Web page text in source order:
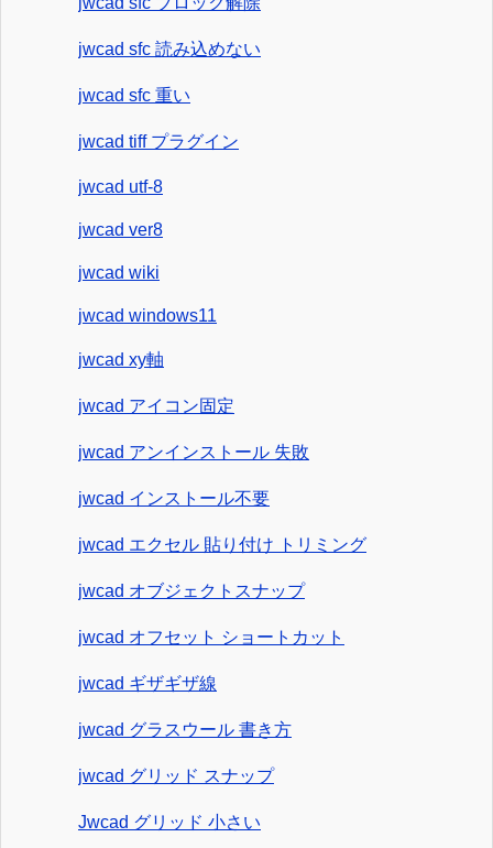
jwcad sfc 読み込めない
jwcad sfc 重い
jwcad tiff プラグイン
jwcad utf-8
jwcad ver8
jwcad wiki
jwcad windows11
jwcad xy軸
jwcad アイコン固定
jwcad アンインストール 失敗
jwcad インストール不要
jwcad エクセル 貼り付け トリミング
jwcad オブジェクトスナップ
jwcad オフセット ショートカット
jwcad ギザギザ線
jwcad グラスウール 書き方
jwcad グリッド スナップ
Jwcad グリッド 小さい